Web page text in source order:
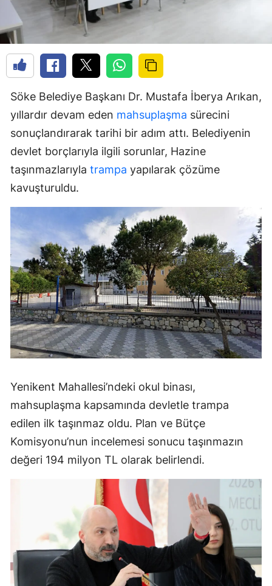
Söke Belediye Başkanı Dr. Mustafa İberya Arıkan,
yıllardır devam eden mahsuplaşma sürecini
sonuçlandırarak tarihi bir adım attı. Belediyenin
devlet borçlarıyla ilgili sorunlar, Hazine
taşınmazlarıyla trampa yapılarak çözüme
kavuşturuldu.
Yenikent Mahallesi’ndeki okul binası,
mahsuplaşma kapsamında devletle trampa
edilen ilk taşınmaz oldu. Plan ve Bütçe
Komisyonu’nun incelemesi sonucu taşınmazın
değeri 194 milyon TL olarak belirlendi.